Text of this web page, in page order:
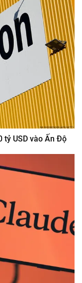
tỷ USD vào Ấn Độ